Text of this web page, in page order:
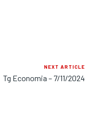
NEXT ARTICLE
Tg Economia – 7/11/2024